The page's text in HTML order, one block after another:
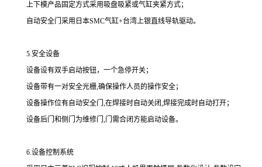
上下模产品固定方式采用吸盘吸紧或气缸夹紧方式；
自动安全门采用日本SMC气缸+台湾上银直线导轨驱动。
5.安全设备
设备设有双手启动按钮，一个急停开关；
设备带有一对安全光栅,确保操作人员的操作安全；
设备操作位有自动安全门,在焊接时自动关闭,焊接完成时自动打开；
设备后门和侧门为维修门,门需合闭方能启动设备。
6.设备控制系统